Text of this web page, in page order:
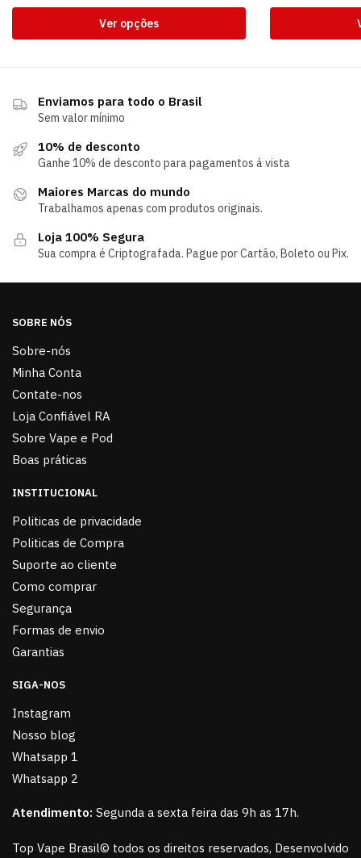
Ver opções
Enviamos para todo o Brasil
Sem valor mínimo
10% de desconto
Ganhe 10% de desconto para pagamentos á vista
Maiores Marcas do mundo
Trabalhamos apenas com produtos originais.
Loja 100% Segura
Sua compra é Criptografada. Pague por Cartão, Boleto ou Pix.
SOBRE NÓS
Sobre-nós
Minha Conta
Contate-nos
Loja Confiável RA
Sobre Vape e Pod
Boas práticas
INSTITUCIONAL
Politicas de privacidade
Politicas de Compra
Suporte ao cliente
Como comprar
Segurança
Formas de envio
Garantias
SIGA-NOS
Instagram
Nosso blog
Whatsapp 1
Whatsapp 2
Atendimento: Segunda a sexta feira das 9h as 17h.
Top Vape Brasil© todos os direitos reservados, Desenvolvido